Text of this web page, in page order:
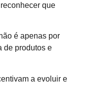
que
é apenas por
de produtos e
a evoluir e